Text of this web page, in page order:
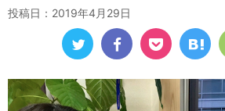
投稿日： 2019年4月29日